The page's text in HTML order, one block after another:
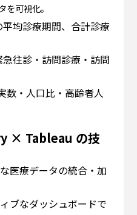
可視化。
均診療期間、合計診療
往診・訪問診療・訪問
数・人口比・高齢者人
× Tableau の技
医療データの統合・加
ブなダッシュボードで